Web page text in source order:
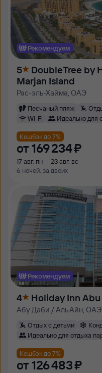
Рекомендуем
5
DoubleTree by
Marjan Island
Рас-эль-Хайма, ОАЭ
Песчаный пляж
Wi-Fi
Идеально для
Кешбэк до 7%
от 169 ⁠234 ⁠₽
17 авг, пн — 23 авг, вс
6 ночей, за двоих
Рекомендуем
4 Holiday Inn
Абу Даби / Аль Айн, ОАЭ
Отдых с детьми
Идеально для отдыха
Кешбэк до 7%
от 126 ⁠483 ⁠₽